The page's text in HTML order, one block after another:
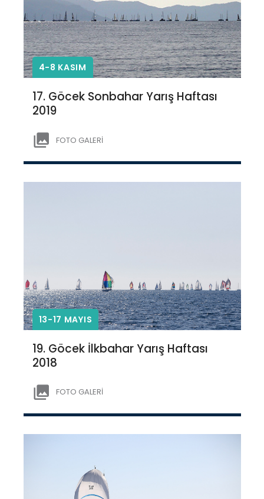
4-8 KASIM
17. Göcek Sonbahar Yarış Haftası
2019
FOTO GALERİ
13-17 MAYIS
19. Göcek İlkbahar Yarış Haftası
2018
FOTO GALERİ